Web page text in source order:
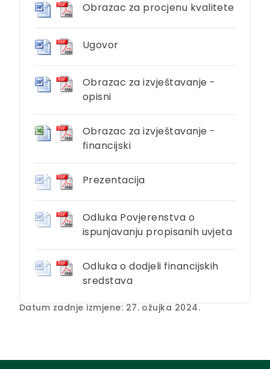
Obrazac za procjenu kvalitete
Ugovor
Obrazac za izvještavanje -
opisni
Obrazac za izvještavanje -
financijski
Prezentacija
Odluka Povjerenstva o
ispunjavanju propisanih uvjeta
Odluka o dodjeli financijskih
sredstava
Datum zadnje izmjene: 27. ožujka 2024.